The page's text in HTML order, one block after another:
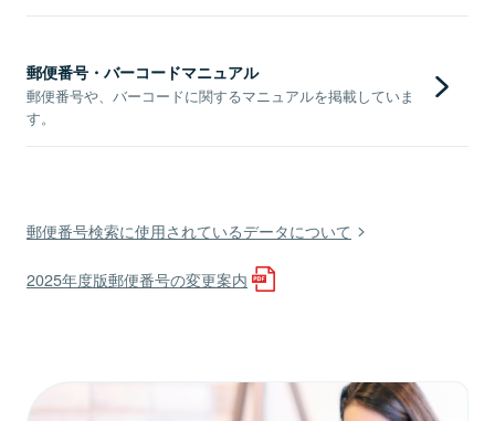
郵便番号・バーコードマニュアル
郵便番号や、バーコードに関するマニュアルを掲載していま
す。
郵便番号検索に使用されているデータについて
2025年度版郵便番号の変更案内